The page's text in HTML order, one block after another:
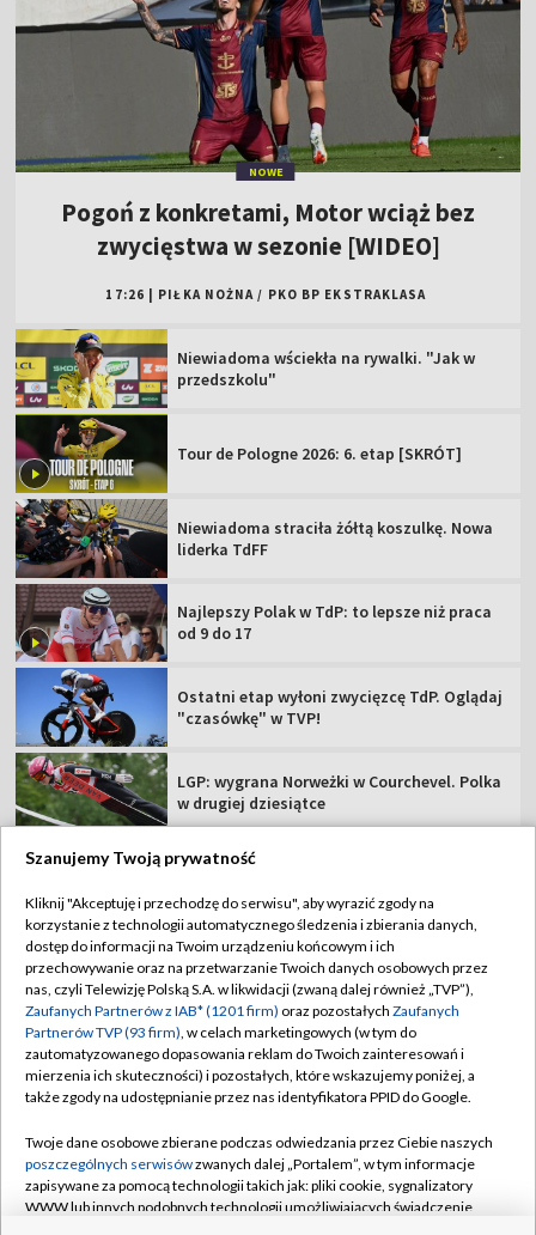
NOWE
Pogoń z konkretami, Motor wciąż bez
zwycięstwa w sezonie [WIDEO]
17:26 PIŁKA NOŻNA / PKO BP EKSTRAKLASA
Niewiadoma wściekła na rywalki. "Jak w
przedszkolu"
Tour de Pologne 2026: 6. etap [SKRÓT]
Niewiadoma straciła żółtą koszulkę. Nowa
liderka TdFF
Najlepszy Polak w TdP: to lepsze niż praca
od 9 do 17
Ostatni etap wyłoni zwycięzcę TdP. Oglądaj
"czasówkę" w TVP!
LGP: wygrana Norweżki w Courchevel. Polka
w drugiej dziesiątce
TVP
Abonament TVP
Sklep TVP
Biuro Reklamy
Oferta Handlowa
Emisja w TVP
Rada Programowa
Regulamin TVP
Polityka prywatności
Moje zgody
Biuro reklamy
Kanały
Szanujemy Twoją prywatność
Kliknij "Akceptuję i przechodzę do serwisu", aby wyrazić zgody na
korzystanie z technologii automatycznego śledzenia i zbierania danych,
dostęp do informacji na Twoim urządzeniu końcowym i ich
przechowywanie oraz na przetwarzanie Twoich danych osobowych przez
nas, czyli Telewizję Polską S.A. w likwidacji (zwaną dalej również „TVP”),
Zaufanych Partnerów z IAB* (1201 firm) oraz pozostałych Zaufanych
Partnerów TVP (93 firm), w celach marketingowych (w tym do
zautomatyzowanego dopasowania reklam do Twoich zainteresowań i
mierzenia ich skuteczności) i pozostałych, które wskazujemy poniżej, a
także zgody na udostępnianie przez nas identyfikatora PPID do Google.
Twoje dane osobowe zbierane podczas odwiedzania przez Ciebie naszych
poszczególnych serwisówzwanych dalej „Portalem”, w tym informacje
zapisywane za pomocą technologii takich jak: pliki cookie, sygnalizatory
WWW lub innych podobnych technologii umożliwiających świadczenie